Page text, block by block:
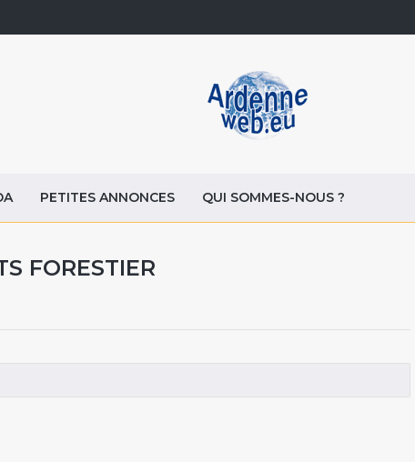
PETITES ANNONCES QUI SOMMES-NOUS ?
FORESTIER